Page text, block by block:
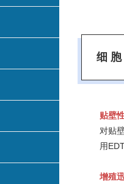
细
贴壁
对贴
用
增殖